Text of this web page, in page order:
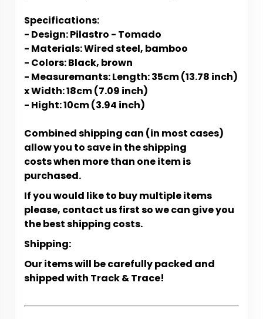
Specifications:
- Design: Pilastro - Tomado
- Materials: Wired steel, bamboo
- Colors: Black, brown
- Measuremants: Length: 35cm (13.78 inch)
x Width: 18cm (7.09 inch)
- Hight: 10cm (3.94 inch)
Combined shipping can (in most cases)
allow you to save in the shipping
costs when more than one item is
purchased.
If you would like to buy multiple items
please, contact us first so we can give you
the best shipping costs.
Shipping:
Our items will be carefully packed and
shipped with Track & Trace!